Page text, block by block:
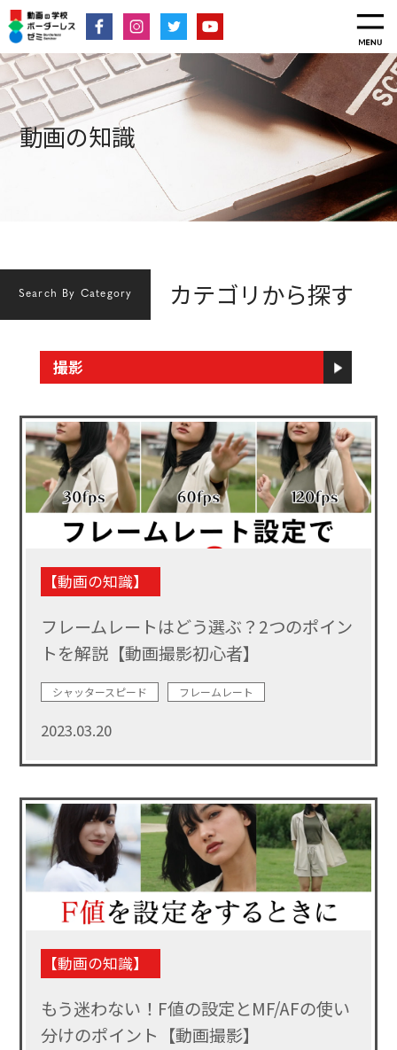
動画の知識
Search By Category カテゴリから探す
撮影
【動画の知識】
フレームレートはどう選ぶ？2つのポイン
トを解説【動画撮影初心者】
シャッタースピード フレームレート
2023.03.20
【動画の知識】
もう迷わない！F値の設定とMF/AFの使い
分けのポイント【動画撮影】